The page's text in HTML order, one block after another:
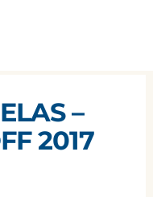
–
2017